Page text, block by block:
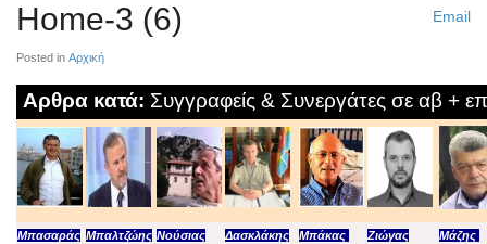
Email
Home-3 (6)
Posted in Αρχική
Αρθρα κατά: Συγγραφείς & Συνεργάτες σε αβ +
Μπασαράς Μπαλτζώης Νούσιας Δασκλάκης Μπάκας Ζιώγας Μάζης